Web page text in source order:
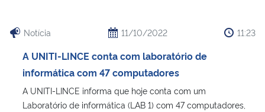
Notícia 11/10/2022 11:23
A UNITI-LINCE conta com laboratório de
informática com 47 computadores
A UNITI-LINCE informa que hoje conta com um
Laboratório de informática (LAB 1) com 47 computadores,